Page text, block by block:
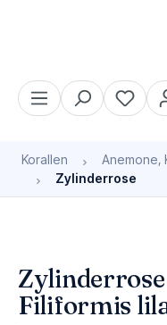
Korallen
Anemone,
Zylinderrose
Filiformis